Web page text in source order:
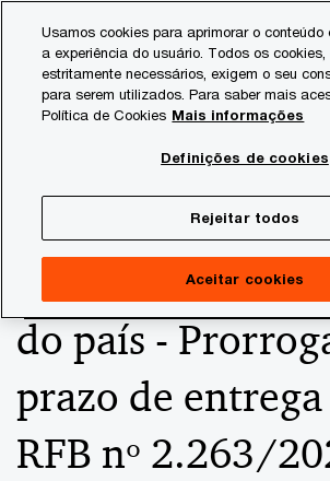
content
footer
Consultoria Tributária
IRPF -
de espólio e de
temporária e
do país -
prazo de
RFB nº 2.263/
Usamos cookies para aprimorar o conteúdo
a experiência do usuário. Todos os
estritamente necessários, exigem o seu
para serem utilizados. Para saber mais
Política de Cookies Mais informações
Definições de cookies
Rejeitar todos
Aceitar cookies